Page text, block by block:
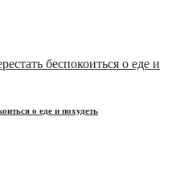
о еде и похудеть